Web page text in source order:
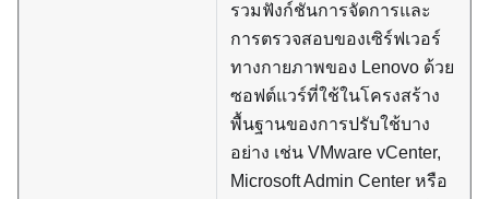
รวมฟังก์ชันการจัดการและ
การตรวจสอบของเซิร์ฟเวอร์
ทางกายภาพของ Lenovo ด้วย
ซอฟต์แวร์ที่ใช้ในโครงสร้าง
พื้นฐานของการปรับใช้บาง
อย่าง เช่น VMware vCenter,
Microsoft Admin Center หรือ